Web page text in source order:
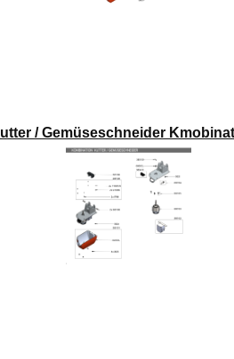
/ Gemüseschneider